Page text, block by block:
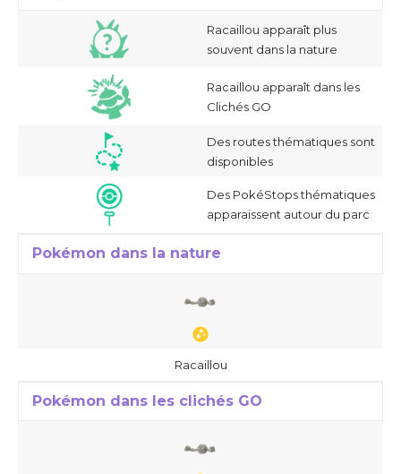
Racaillou apparaît plus
souvent dans la nature
Racaillou apparaît dans les
Clichés GO
Des routes thématiques sont
disponibles
Des PokéStops thématiques
apparaissent autour du parc
Pokémon dans la nature
Racaillou
Pokémon dans les clichés GO